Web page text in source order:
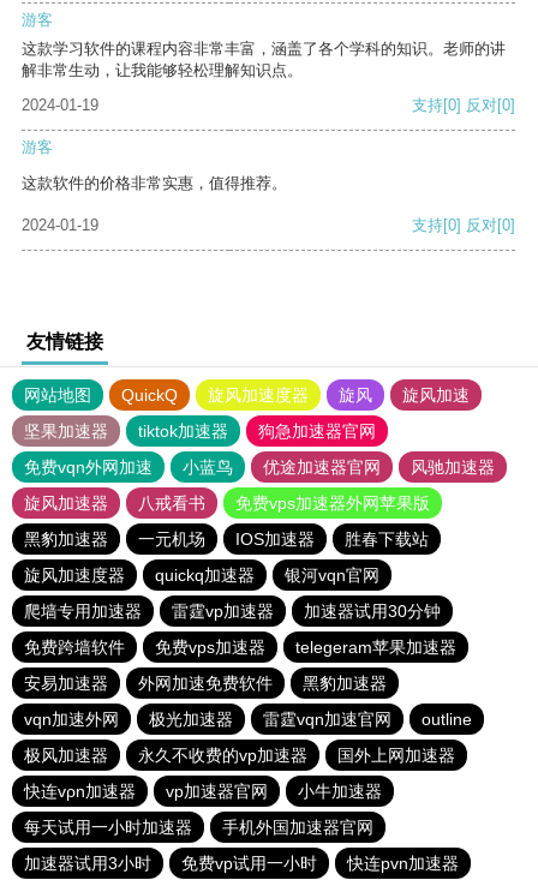
游客
这款学习软件的课程内容非常丰富，涵盖了各个学科的知识。老师的讲
解非常生动，让我能够轻松理解知识点。
2024-01-19
支持[0] 反对[0]
游客
这款软件的价格非常实惠，值得推荐。
2024-01-19 支持[0] 反对[0]
友情链接
网站地图 QuickQ 旋风加速度器 旋风
旋风加速
坚果加速器
tiktok加速器
狗急加速器官网
免费vqn外网加速
小蓝鸟 优途加速器官网
风驰加速器
旋风加速器
八戒看书
免费vps加速器外网苹果版
黑豹加速器
一元机场 IOS加速器
胜春下载站
旋风加速度器
quickq加速器
银河vqn官网
爬墙专用加速器
雷霆vp加速器
加速器试用30分钟
免费跨墙软件
免费vps加速器
telegeram苹果加速器
安易加速器
外网加速免费软件
黑豹加速器
vqn加速外网
极光加速器 雷霆vqn加速官网
outline
极风加速器
永久不收费的vp加速器
国外上网加速器
快连vρn加速器
vp加速器官网
小牛加速器
每天试用一小时加速器
手机外国加速器官网
加速器试用3小时
免费vp试用一小时 快连pvn加速器